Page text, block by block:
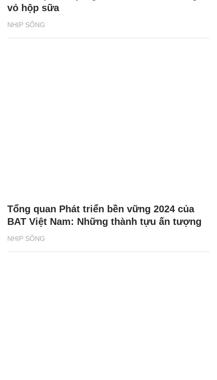
NHỊP SỐNG
vỏ hộp sữa
NHỊP SỐNG
Tổng quan Phát triển bền vững 2024 của
BAT Việt Nam: Những thành tựu ấn tượng